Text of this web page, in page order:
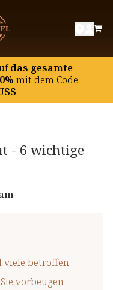
das gesamte
mit dem Code:
- 6 wichtige
viele betroffen
vorbeugen
viele betroffen
können
Haut im Gesicht